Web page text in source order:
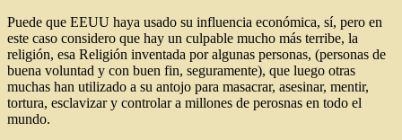
Puede que EEUU haya usado su influencia económica, sí, pero en
este caso considero que hay un culpable mucho más terribe, la
religión, esa Religión inventada por algunas personas, (personas de
buena voluntad y con buen fin, seguramente), que luego otras
muchas han utilizado a su antojo para masacrar, asesinar, mentir,
tortura, esclavizar y controlar a millones de perosnas en todo el
mundo.